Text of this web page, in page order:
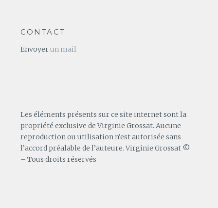
CONTACT
Envoyerun mail
Les éléments présents sur ce site internet sont la
propriété exclusive de Virginie Grossat. Aucune
reproduction ou utilisation n’est autorisée sans
l’accord préalable de l’auteure. Virginie Grossat ©
– Tous droits réservés